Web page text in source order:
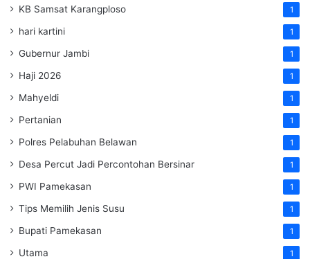
KB Samsat Karangploso 1
hari kartini 1
Gubernur Jambi 1
Haji 2026 1
Mahyeldi 1
Pertanian 1
Polres Pelabuhan Belawan 1
Desa Percut Jadi Percontohan Bersinar 1
PWI Pamekasan 1
Tips Memilih Jenis Susu 1
Bupati Pamekasan 1
Utama 1